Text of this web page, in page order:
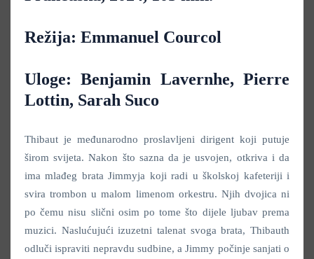
Režija: Emmanuel Courcol
Uloge: Benjamin Lavernhe, Pierre
Lottin, Sarah Suco
Thibaut je međunarodno proslavljeni dirigent koji putuje
širom svijeta. Nakon što sazna da je usvojen, otkriva i da
ima mlađeg brata Jimmyja koji radi u školskoj kafeteriji i
svira trombon u malom limenom orkestru. Njih dvojica ni
po čemu nisu slični osim po tome što dijele ljubav prema
muzici. Naslućujući izuzetni talenat svoga brata, Thibauth
odluči ispraviti nepravdu sudbine, a Jimmy počinje sanjati o